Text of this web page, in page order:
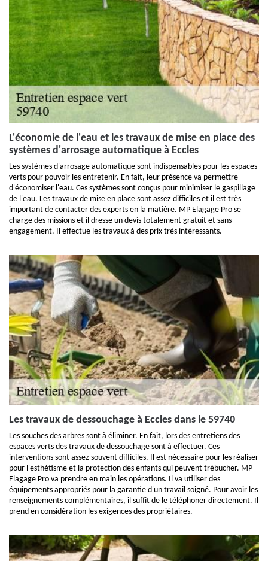
L'économie de l'eau et les travaux de mise en place des
systèmes d'arrosage automatique à Eccles
Les systèmes d'arrosage automatique sont indispensables pour les espaces
verts pour pouvoir les entretenir. En fait, leur présence va permettre
d'économiser l'eau. Ces systèmes sont conçus pour minimiser le gaspillage
de l'eau. Les travaux de mise en place sont assez difficiles et il est très
important de contacter des experts en la matière. MP Elagage Pro se
charge des missions et il dresse un devis totalement gratuit et sans
engagement. Il effectue les travaux à des prix très intéressants.
Les travaux de dessouchage à Eccles dans le 59740
Les souches des arbres sont à éliminer. En fait, lors des entretiens des
espaces verts des travaux de dessouchage sont à effectuer. Ces
interventions sont assez souvent difficiles. Il est nécessaire pour les réaliser
pour l'esthétisme et la protection des enfants qui peuvent trébucher. MP
Elagage Pro va prendre en main les opérations. Il va utiliser des
équipements appropriés pour la garantie d'un travail soigné. Pour avoir les
renseignements complémentaires, il suffit de le téléphoner directement. Il
prend en considération les exigences des propriétaires.